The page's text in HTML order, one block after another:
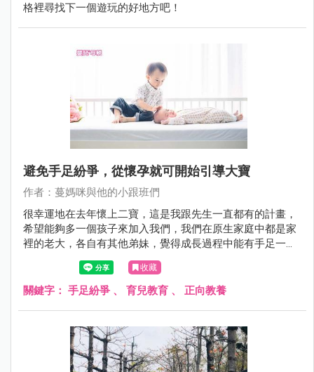
格裡尋找下一個遊玩的好地方吧！
避免手足紛爭，從懷孕就可開始引導大寶
作者：蔓媽咪與他的小跟班們
很幸運地在去年懷上二寶，這是我跟先生一直都有的計畫，
希望能夠多一個孩子來加入我們，我們在原生家庭中都是家
裡的老大，各自有其他弟妹，覺得成長過程中能有手足一起
長大是很棒的事，雖然吵吵鬧鬧，但有事能夠一起商量、一
起分享學校、家庭的大小事，所以也期待未來兩個孩子能夠
有自己的手足一起成長。
收藏
關鍵字： 手足紛爭 、 育兒教育 、 正向教養